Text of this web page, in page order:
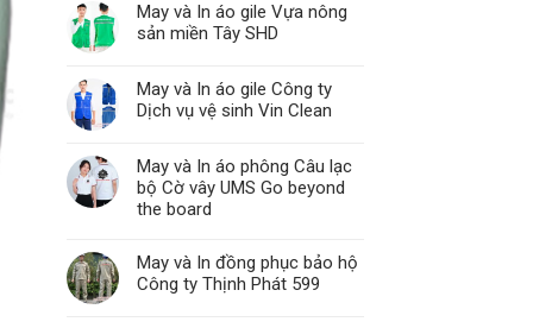
May và In áo gile Vựa nông
sản miền Tây SHD
May và In áo gile Công ty
Dịch vụ vệ sinh Vin Clean
May và In áo phông Câu lạc
bộ Cờ vây UMS Go beyond
the board
May và In đồng phục bảo hộ
Công ty Thịnh Phát 599